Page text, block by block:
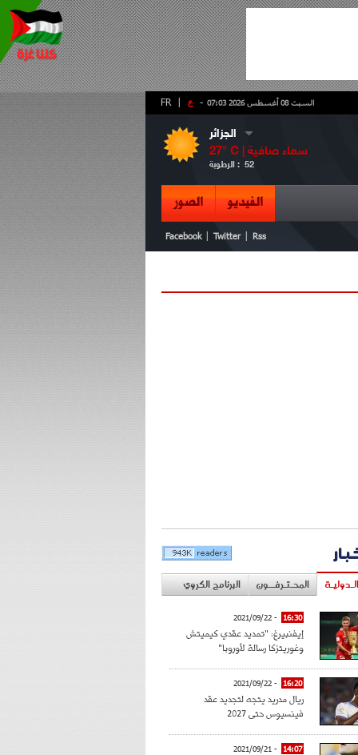
- ع FR السبت 08 أغسطس 2026 07:03
الجزائر
27° C | سماء صافية
الرطوبة : 52
الفيديو الصور
Facebook Twitter Rss
المحـتـرفــون البرنامج الكروي
16:30
- 2021/09/22
إيفنبيرغ: "تمديد عقدي كيميتش
وغوريتزكا رسالة لأوروبا"
16:20
- 2021/09/22
ريال مدريد يتجه لتجديد عقد
فينسيوس حتى 2027
14:07
- 2021/09/21